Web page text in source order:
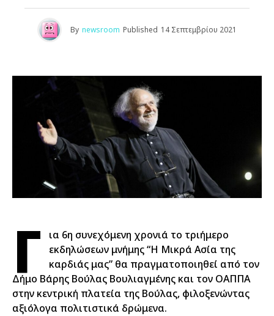
By newsroom Published 14 Σεπτεμβρίου 2021
Γ
ια 6η συνεχόμενη χρονιά το τριήμερο
εκδηλώσεων μνήμης “Η Μικρά Ασία της
καρδιάς μας” θα πραγματοποιηθεί από τον
Δήμο Βάρης Βούλας Βουλιαγμένης και τον ΟΑΠΠΑ
στην κεντρική πλατεία της Βούλας, φιλοξενώντας
αξιόλογα πολιτιστικά δρώμενα.